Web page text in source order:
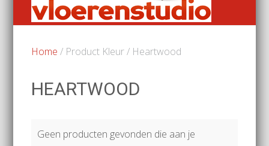
Home / Product Kleur / Heartwood
HEARTWOOD
Geen producten gevonden die aan je